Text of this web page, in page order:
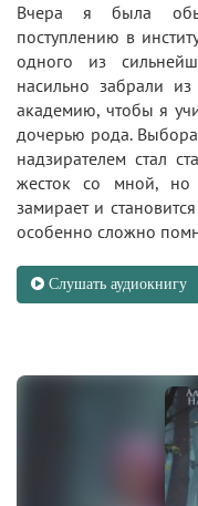
Вчера я была
поступлению в
одного из
насильно забрали
академию, чтобы я
дочерью рода.
надзирателем стал
жесток со мной, но
замирает и
особенно сложно
Слушать аудиокнигу